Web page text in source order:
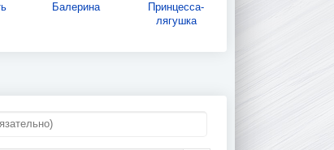
Балерина
Принцесса-
лягушка